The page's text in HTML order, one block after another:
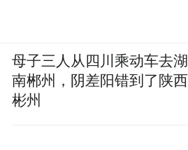
母子三人从四川乘动车去湖
南郴州，阴差阳错到了陕西
彬州